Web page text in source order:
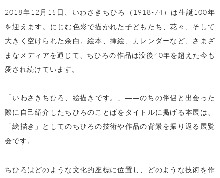
2018年12月15日、いわさきちひろ（1918-74）は生誕100年
を迎えます。にじむ色彩で描かれた子どもたち、花々、そして
大きく空けられた余白。絵本、挿絵、カレンダーなど、さまざ
まなメディアを通じて、ちひろの作品は没後40年を超えた今も
愛され続けています。
「いわさきちひろ、絵描きです。」――のちの伴侶と出会った
際に自己紹介したちひろのことばをタイトルに掲げる本展は、
「絵描き」としてのちひろの技術や作品の背景を振り返る展覧
会です。
ちひろはどのような文化的座標に位置し、どのような技術を作